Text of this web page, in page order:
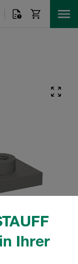
Ihrer